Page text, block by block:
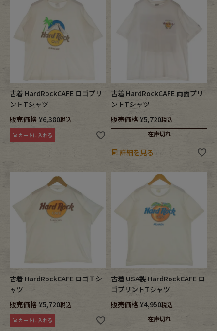
古着 HardRockCAFE ロゴプリ
ントTシャツ
販売価格 ¥6,380税込
カートに入れる
古着 HardRockCAFE 両面プリ
ントTシャツ
販売価格 ¥5,720税込
在庫切れ
詳細を見る
古着 HardRockCAFE ロゴＴシ
ャツ
販売価格 ¥5,720税込
カートに入れる
古着 USA製 HardRockCAFE ロ
ゴプリントTシャツ
販売価格 ¥4,950税込
在庫切れ